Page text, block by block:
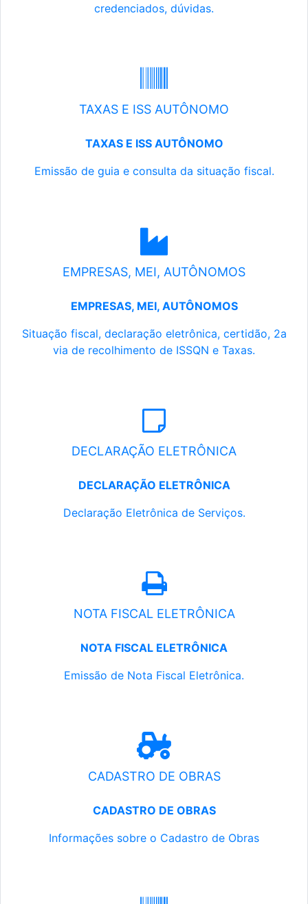
credenciados, dúvidas.
TAXAS E ISS AUTÔNOMO
TAXAS E ISS AUTÔNOMO
Emissão de guia e consulta da situação fiscal.
EMPRESAS, MEI, AUTÔNOMOS
EMPRESAS, MEI, AUTÔNOMOS
Situação fiscal, declaração eletrônica, certidão, 2a
via de recolhimento de ISSQN e Taxas.
DECLARAÇÃO ELETRÔNICA
DECLARAÇÃO ELETRÔNICA
Declaração Eletrônica de Serviços.
NOTA FISCAL ELETRÔNICA
NOTA FISCAL ELETRÔNICA
Emissão de Nota Fiscal Eletrônica.
CADASTRO DE OBRAS
CADASTRO DE OBRAS
Informações sobre o Cadastro de Obras